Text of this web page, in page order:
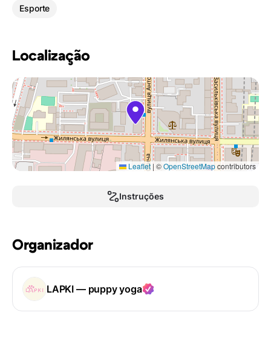
Esporte
Localização
Leaflet | ©OpenStreetMapcontributors
Instruções
Organizador
LAPKI — puppy yoga